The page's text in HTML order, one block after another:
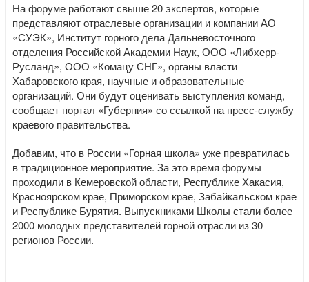
На форуме работают свыше 20 экспертов, которые
представляют отраслевые организации и компании АО
«СУЭК», Институт горного дела Дальневосточного
отделения Российской Академии Наук, ООО «Либхерр-
Русланд», ООО «Комацу СНГ», органы власти
Хабаровского края, научные и образовательные
организаций. Они будут оценивать выступления команд,
сообщает портал «Губерния» со ссылкой на пресс-службу
краевого правительства.
Добавим, что в России «Горная школа» уже превратилась
в традиционное мероприятие. За это время форумы
проходили в Кемеровской области, Республике Хакасия,
Красноярском крае, Приморском крае, Забайкальском крае
и Республике Бурятия. Выпускниками Школы стали более
2000 молодых представителей горной отрасли из 30
регионов России.